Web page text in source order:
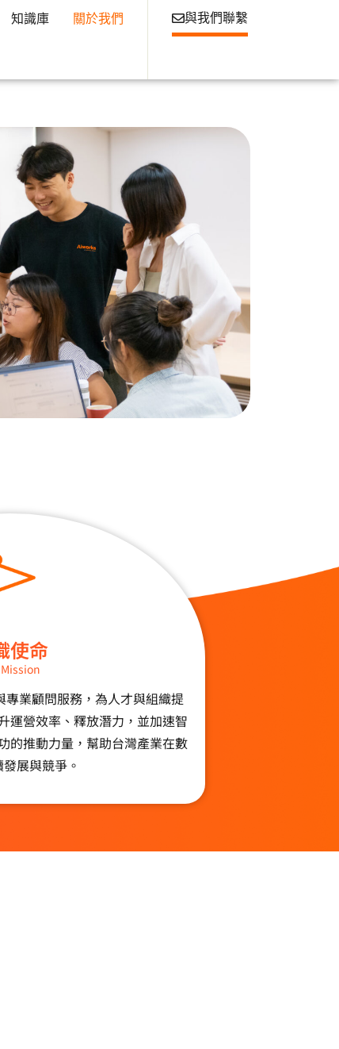
知識庫 關於我們 與我們聯繫
使命
業顧問服務，為人才與組織提
運營效率、釋放潛力，並加速智
的推動力量，幫助台灣產業在數
展與競爭。